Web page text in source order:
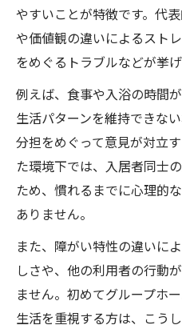
やすいことが特徴です。代
や価値観の違いによるスト
をめぐるトラブルなどが挙げ
例えば、食事や入浴の時間
生活パターンを維持できな
分担をめぐって意見が対立
た環境下では、入居者同士
ため、慣れるまでに心理的
ありません。
また、障がい特性の違いに
しさや、他の利用者の行動
ません。初めてグループホ
生活を重視する方は、こう